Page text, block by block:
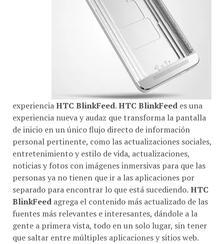
experienciaHTC BlinkFeed.HTC BlinkFeed es una
experiencia nueva y audaz que transforma la pantalla
de inicio en un único flujo directo de información
personal pertinente, como las actualizaciones sociales,
entretenimiento y estilo de vida, actualizaciones,
noticias y fotos con imágenes inmersivas para que las
personas ya no tienen que ir a las aplicaciones por
separado para encontrar lo que está sucediendo. HTC
BlinkFeed agrega el contenido más actualizado de las
fuentes más relevantes e interesantes, dándole a la
gente a primera vista, todo en un solo lugar, sin tener
que saltar entre múltiples aplicaciones y sitios web.